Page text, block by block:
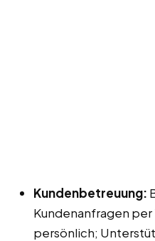
Kundenbetreuung:
Kundenanfragen
persönlich;